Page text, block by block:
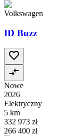
Volkswagen
ID Buzz
Nowe
2026
Elektryczny
5 km
332 973 zł
266 400 zł